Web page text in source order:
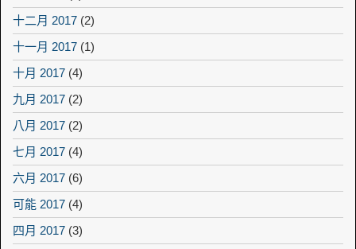
十二月 2017 (2)
十一月 2017 (1)
十月 2017 (4)
九月 2017 (2)
八月 2017 (2)
七月 2017 (4)
六月 2017 (6)
可能 2017 (4)
四月 2017 (3)